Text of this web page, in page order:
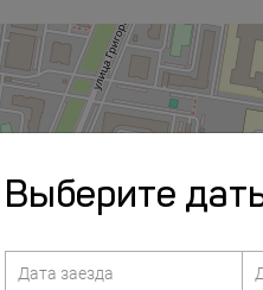
Выберите
Дата заезда